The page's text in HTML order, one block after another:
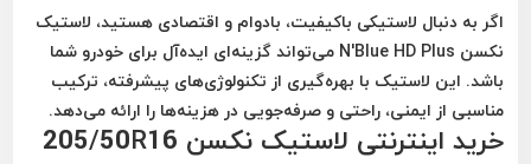
اگر به دنبال لاستیکی باکیفیت، بادوام و اقتصادی هستید، لاستیک
نکسن N'Blue HD Plus
می‌تواند گزینه‌ای ایده‌آل برای خودرو شما
باشد. این لاستیک با بهره‌گیری از تکنولوژی‌های پیشرفته، ترکیب
مناسبی از ایمنی، راحتی و صرفه‌جویی در هزینه‌ها را ارائه می‌دهد.
خرید اینترنتی لاستیک نکسن 205/50R16